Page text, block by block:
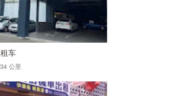
车
公里